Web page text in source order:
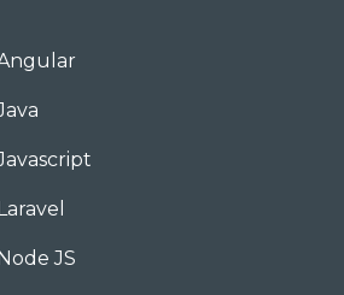
JS